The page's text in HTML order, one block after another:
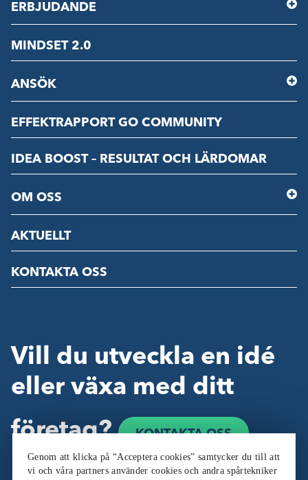
ERBJUDANDE
MINDSET 2.0
ANSÖK
EFFEKTRAPPORT GO COMMUNITY
IDEA BOOST – RESULTAT OCH LÄRDOMAR
OM OSS
AKTUELLT
KONTAKTA OSS
Vill du utveckla en idé
eller växa med ditt
företag?
KONTAKTA OSS
Genom att klicka på “Acceptera cookies” samtycker du till att
vi och våra partners använder cookies och andra spårtekniker